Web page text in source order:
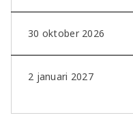
30 oktober 2026
2 januari 2027